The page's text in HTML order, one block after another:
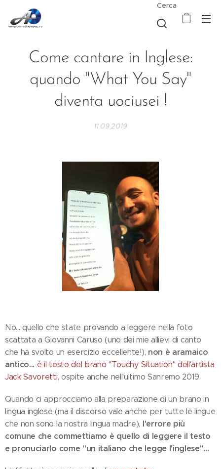
Cerca
Come cantare in Inglese:
quando "What You Say"
diventa uociusei !
11.09.2019
No... quello che state provando a leggere nella foto
scattata a Giovanni Caruso (uno dei mie allievi di canto
che ha svolto un esercizio eccellente!), non è aramaico
antico... è il testo del brano "Touchy Situation" dell'artista
Jack Savoretti, ospite anche nell'ultimo Sanremo 2019.
Quando ci approcciamo alla preparazione di un brano in
lingua inglese (ma il discorso vale anche per tutte le lingue
che non sono la nostra lingua madre), l'errore più
comune che commettiamo è quello di leggere il testo
e pronuciarlo come "un italiano che legge l'inglese"...